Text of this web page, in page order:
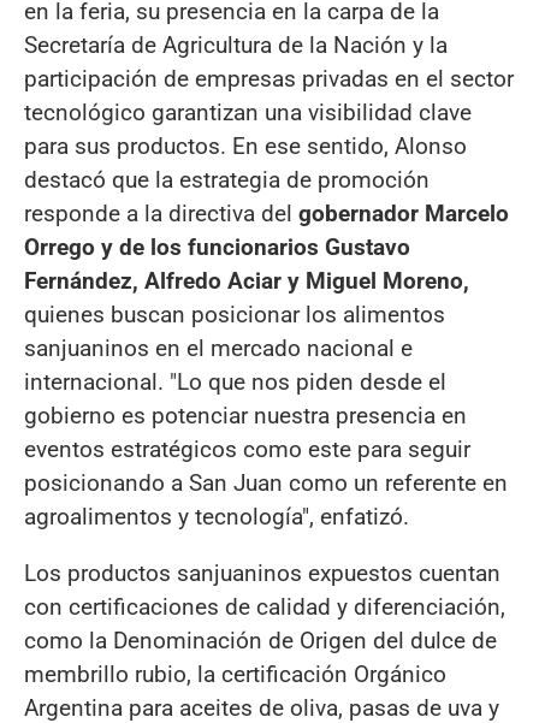
en la feria, su presencia en la carpa de la
Secretaría de Agricultura de la Nación y la
participación de empresas privadas en el sector
tecnológico garantizan una visibilidad clave
para sus productos. En ese sentido, Alonso
destacó que la estrategia de promoción
responde a la directiva del gobernador Marcelo
Orrego y de los funcionarios Gustavo
Fernández, Alfredo Aciar y Miguel Moreno,
quienes buscan posicionar los alimentos
sanjuaninos en el mercado nacional e
internacional. "Lo que nos piden desde el
gobierno es potenciar nuestra presencia en
eventos estratégicos como este para seguir
posicionando a San Juan como un referente en
agroalimentos y tecnología", enfatizó.
Los productos sanjuaninos expuestos cuentan
con certificaciones de calidad y diferenciación,
como la Denominación de Origen del dulce de
membrillo rubio, la certificación Orgánico
Argentina para aceites de oliva, pasas de uva y